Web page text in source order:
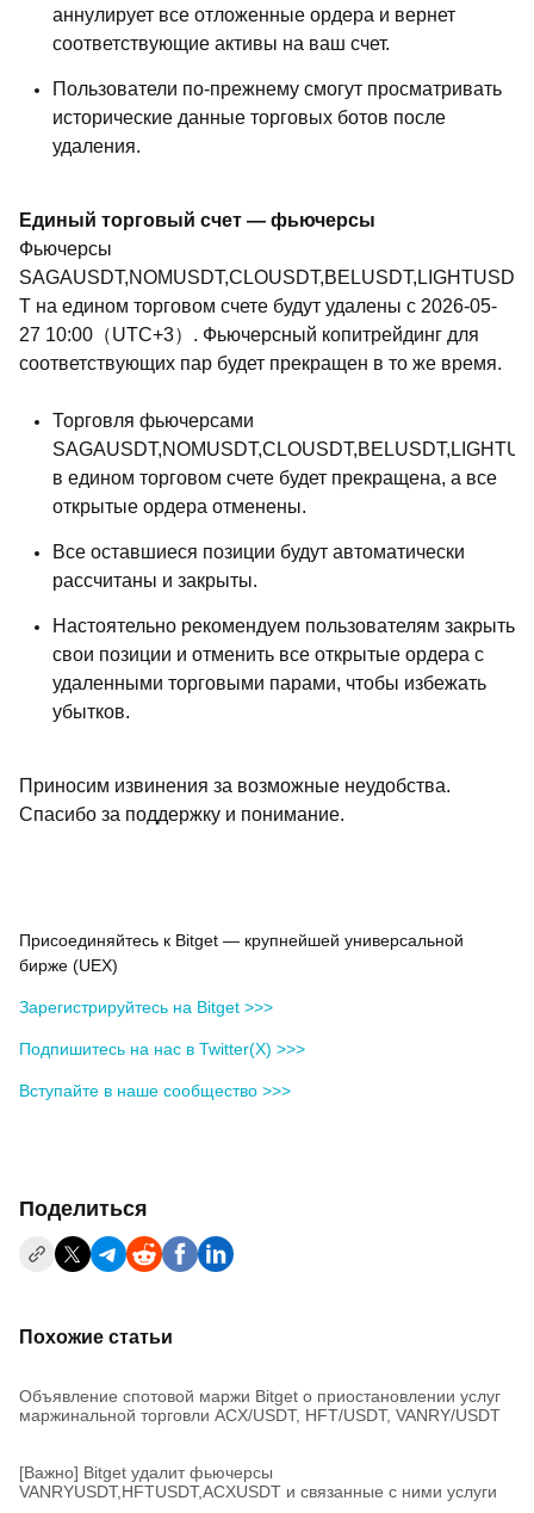
аннулирует все отложенные ордера и вернет
соответствующие активы на ваш счет.
Пользователи по-прежнему смогут просматривать
исторические данные торговых ботов после
удаления.
Единый торговый счет — фьючерсы
Фьючерсы
SAGAUSDT,NOMUSDT,CLOUSDT,BELUSDT,LIGHTUSD
T на едином торговом счете будут удалены с 2026-05-
27 10:00（UTC+3）. Фьючерсный копитрейдинг для
соответствующих пар будет прекращен в то же время.
Торговля фьючерсами
в едином торговом счете будет прекращена, а все
открытые ордера отменены.
Все оставшиеся позиции будут автоматически
рассчитаны и закрыты.
Настоятельно рекомендуем пользователям закрыть
свои позиции и отменить все открытые ордера с
удаленными торговыми парами, чтобы избежать
убытков.
Приносим извинения за возможные неудобства.
Спасибо за поддержку и понимание.
Присоединяйтесь к Bitget — крупнейшей универсальной
бирже (UEX)
Зарегистрируйтесь на Bitget >>>
Подпишитесь на нас в Twitter(X) >>>
Вступайте в наше сообщество >>>
Поделиться
Похожие статьи
Объявление спотовой маржи Bitget о приостановлении услуг
маржинальной торговли ACX/USDT, HFT/USDT, VANRY/USDT
[Важно] Bitget удалит фьючерсы
VANRYUSDT,HFTUSDT,ACXUSDT и связанные с ними услуги